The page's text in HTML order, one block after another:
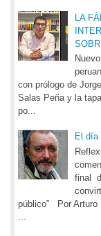
LA
con prólogo de
Salas Peña y la
po...
El día
final
público” Por Arturo